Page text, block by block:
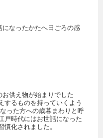
になったかたへ日ごろの感
供え物が始まりでした
するものを持っていくよう
った方への歳暮まわりと呼
戸時代にはお世話になった
化されました。